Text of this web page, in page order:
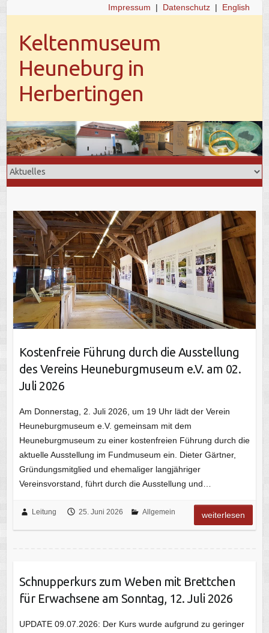
Impressum | Datenschutz| English
Keltenmuseum
Heuneburg in
Herbertingen
Kostenfreie Führung durch die Ausstellung
des Vereins Heuneburgmuseum e.V. am 02.
Juli 2026
Am Donnerstag, 2. Juli 2026, um 19 Uhr lädt der Verein
Heuneburgmuseum e.V. gemeinsam mit dem
Heuneburgmuseum zu einer kostenfreien Führung durch die
aktuelle Ausstellung im Fundmuseum ein. Dieter Gärtner,
Gründungsmitglied und ehemaliger langjähriger
Vereinsvorstand, führt durch die Ausstellung und…
Leitung 25. Juni 2026 Allgemein weiterlesen
Schnupperkurs zum Weben mit Brettchen
für Erwachsene am Sonntag, 12. Juli 2026
UPDATE 09.07.2026: Der Kurs wurde aufgrund zu geringer